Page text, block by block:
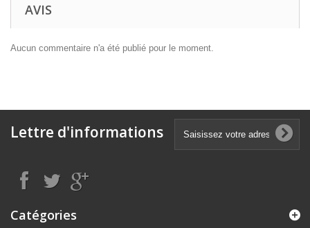
AVIS
Aucun commentaire n'a été publié pour le moment.
Lettre d'informations
Catégories